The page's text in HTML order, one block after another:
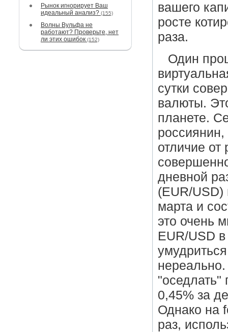
Рынок игнорирует Ваш
идеальный анализ? (155)
Волны Вульфа не
работают? Проверьте, нет
ли этих ошибок (152)
вашего
росте
раза.
Один
сутки
валюты.
планете.
отличие
дневной
(EUR/
марта и
это очень
EUR/USD
"оседлать"
0,45% за
Однако на
раз,